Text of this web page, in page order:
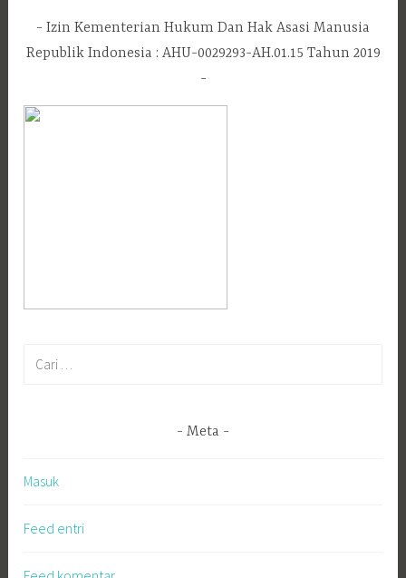
Izin Kementerian Hukum Dan Hak Asasi Manusia
Republik Indonesia : AHU-0029293-AH.01.15 Tahun 2019
Meta
Masuk
Feed entri